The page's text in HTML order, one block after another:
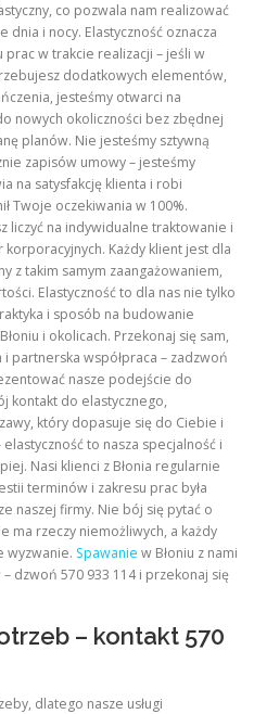
co pozwala nam realizować
i nocy. Elastyczność oznacza
w trakcie realizacji – jeśli w
dodatkowych elementów,
jesteśmy otwarci na
nowych okoliczności bez zbędnej
planów. Nie jesteśmy sztywną
zapisów umowy – jesteśmy
na satysfakcję klienta i robi
Twoje oczekiwania w 100%.
liczyć na indywidualne traktowanie i
Każdy klient jest dla
z takim samym zaangażowaniem,
Elastyczność to dla nas nie tylko
i sposób na budowanie
i okolicach. Przekonaj się sam,
partnerska współpraca – zadzwoń
nasze podejście do
kontakt do elastycznego,
który dopasuje się do Ciebie i
to nasza specjalność i
Nasi klienci z Błonia regularnie
terminów i zakresu prac była
naszej firmy. Nie bój się pytać o
ma rzeczy niemożliwych, a każdy
wyzwanie. Spawanie w Błoniu z nami
dzwoń 570 933 114 i przekonaj się
– kontakt 570
dlatego nasze usługi